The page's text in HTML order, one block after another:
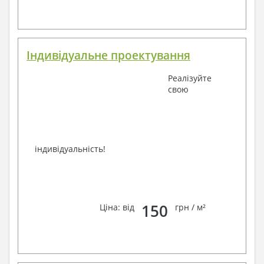
Індивідуальне проектування
Реалізуйте
свою
індивідуальність!
Ціна: від 150 грн / м²